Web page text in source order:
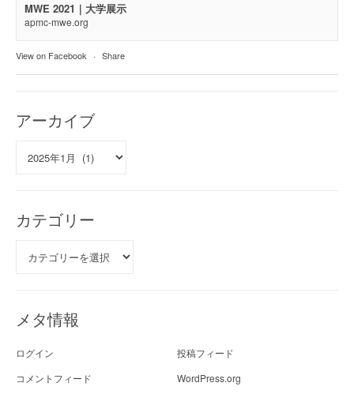
MWE 2021｜大学展示
apmc-mwe.org
View on Facebook · Share
アーカイブ
カテゴリー
メタ情報
ログイン
投稿フィード
コメントフィード
WordPress.org